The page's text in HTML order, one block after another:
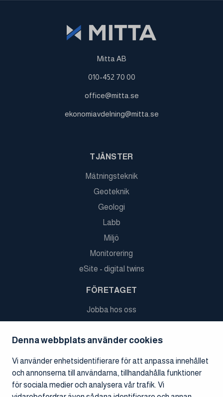
Denna webbplats använder cookies
Vi använder enhetsidentifierare för att anpassa innehållet
och annonserna till användarna, tillhandahålla funktioner
för sociala medier och analysera vår trafik. Vi
Mitta AB
010-452 70 00
office@mitta.se
ekonomiavdelning@mitta.se
TJÄNSTER
Mätningsteknik
Geoteknik
Geologi
Labb
Miljö
Monitorering
eSite - digital twins
FÖRETAGET
Jobba hos oss
Nyheter
Ledningen och styrelsen
Finansiell information
Koncernens struktur